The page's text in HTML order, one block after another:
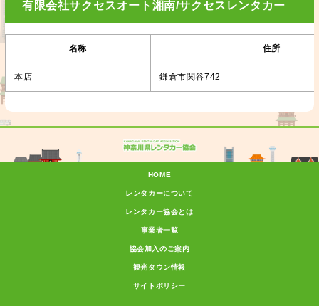
有限会社サクセスオート湘南/サクセスレンタカー
名称 住所
本店 鎌倉市関谷742
HOME
レンタカーについて
レンタカー協会とは
事業者一覧
協会加入のご案内
観光タウン情報
サイトポリシー